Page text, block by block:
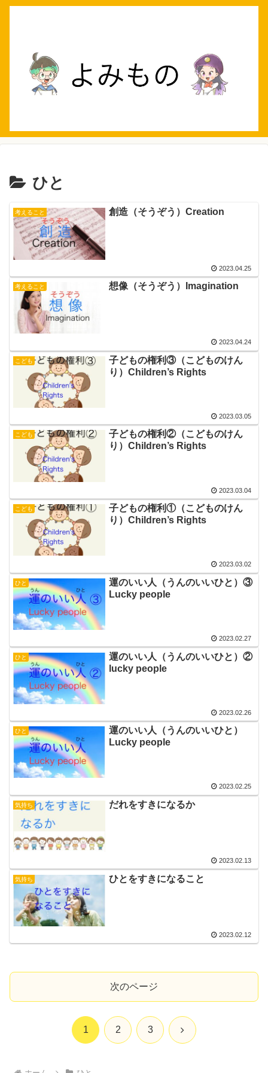
ひと
考えること 創造（そうぞう）Creation
2023.04.25
考えること 想像（そうぞう）Imagination
2023.04.24
こども
子どもの権利③（こどものけん
り）Children’s Rights
2023.03.05
こども
子どもの権利②（こどものけん
り）Children’s Rights
2023.03.04
こども
子どもの権利①（こどものけん
り）Children’s Rights
2023.03.02
ひと
運のいい人（うんのいいひと）③
Lucky people
2023.02.27
ひと
運のいい人（うんのいいひと）②
lucky people
2023.02.26
ひと
運のいい人（うんのいいひと）
Lucky people
2023.02.25
気持ち だれをすきになるか
2023.02.13
気持ち ひとをすきになること
2023.02.12
次のページ
1 2 3 次